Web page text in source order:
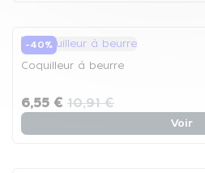
-40%
Coquilleur à beurre
6,55 € 10,91 €
Voir